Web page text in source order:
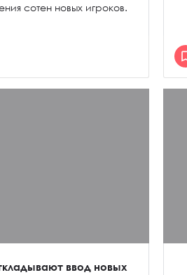
сотен новых игроков.
ввод новых